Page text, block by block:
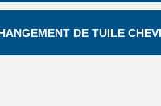
DE TUILE